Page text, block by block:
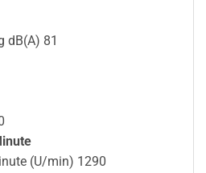
dB(A) 81
(U/min) 1290